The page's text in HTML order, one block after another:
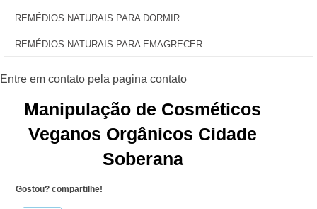
REMÉDIOS NATURAIS PARA DORMIR
REMÉDIOS NATURAIS PARA EMAGRECER
Manipulação de Cosméticos
Veganos Orgânicos Cidade
Soberana
Gostou? compartilhe!